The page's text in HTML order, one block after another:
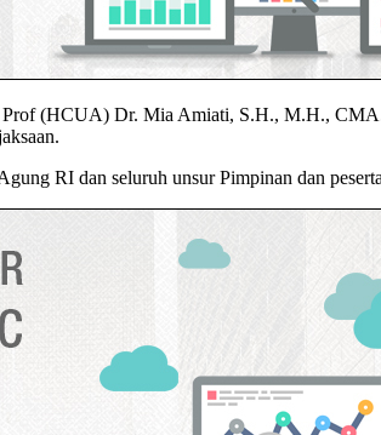
(HCUA) Dr. Mia Amiati, S.H., M.H.,
RI dan seluruh unsur Pimpinan dan